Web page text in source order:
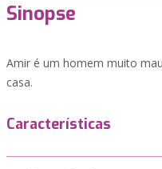
Sinopse
Amir é um homem muito
casa.
Características